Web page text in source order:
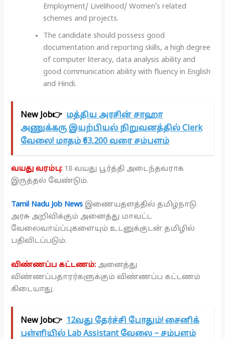
Employment/ Livelihood/ Women’s related
schemes and projects.
The candidate should possess good
documentation and reporting skills, a high degree
of computer literacy, data analysis ability and
good communication ability with fluency in English
and Hindi.
New Job👉 மத்திய அரசின் சாஹா
அணுக்கரு இயற்பியல் நிறுவனத்தில் Clerk
வேலை! மாதம் ₹63,200 வரை சம்பளம்
வயது வரம்பு: 18 வயது பூர்த்தி அடைந்தவராக
இருத்தல் வேண்டும்.
Tamil Nadu Job News இணையதளத்தில் தமிழ்நாடு
அரசு அறிவிக்கும் அனைத்து மாவட்ட
வேலைவாய்ப்புகளையும் உடனுக்குடன் தமிழில்
பதிவிடப்படும்.
விண்ணப்ப கட்டணம்: அனைத்து
விண்ணப்பதாரர்களுக்கும் விண்ணப்ப கட்டணம்
கிடையாது.
New Job👉 12வது தேர்ச்சி போதும்! சைனிக்
பள்ளியில் Lab Assistant வேலை – சம்பளம்